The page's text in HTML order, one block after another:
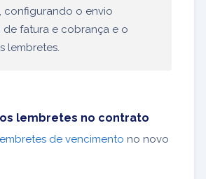
configurando o envio
fatura e cobrança e o
lembretes.
lembretes no contrato
de vencimento no novo